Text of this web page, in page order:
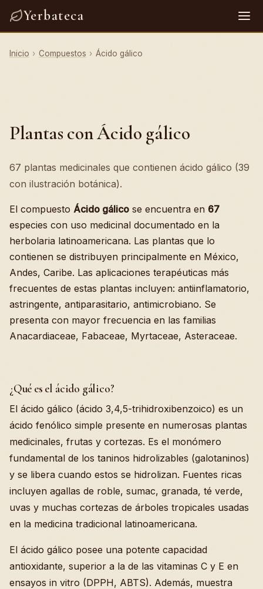
Yerbateca
Inicio › Compuestos › Ácido gálico
Plantas con Ácido gálico
67 plantas medicinales que contienen ácido gálico (39
con ilustración botánica).
El compuesto Ácido gálico se encuentra en 67
especies con uso medicinal documentado en la
herbolaria latinoamericana. Las plantas que lo
contienen se distribuyen principalmente en México,
Andes, Caribe. Las aplicaciones terapéuticas más
frecuentes de estas plantas incluyen: antiinflamatorio,
astringente, antiparasitario, antimicrobiano. Se
presenta con mayor frecuencia en las familias
Anacardiaceae, Fabaceae, Myrtaceae, Asteraceae.
¿Qué es el ácido gálico?
El ácido gálico (ácido 3,4,5-trihidroxibenzoico) es un
ácido fenólico simple presente en numerosas plantas
medicinales, frutas y cortezas. Es el monómero
fundamental de los taninos hidrolizables (galotaninos)
y se libera cuando estos se hidrolizan. Fuentes ricas
incluyen agallas de roble, sumac, granada, té verde,
uvas y muchas cortezas de árboles tropicales usadas
en la medicina tradicional latinoamericana.
El ácido gálico posee una potente capacidad
antioxidante, superior a la de las vitaminas C y E en
ensayos in vitro (DPPH, ABTS). Además, muestra